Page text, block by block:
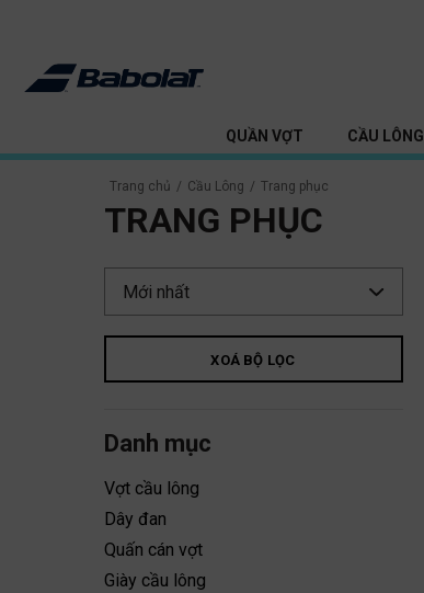
QUẦN VỢT CẦU LÔNG
Trang chủ / Cầu Lông / Trang phục
TRANG PHỤC
XOÁ BỘ LỌC
Danh mục
Vợt cầu lông
Dây đan
Quấn cán vợt
Giày cầu lông